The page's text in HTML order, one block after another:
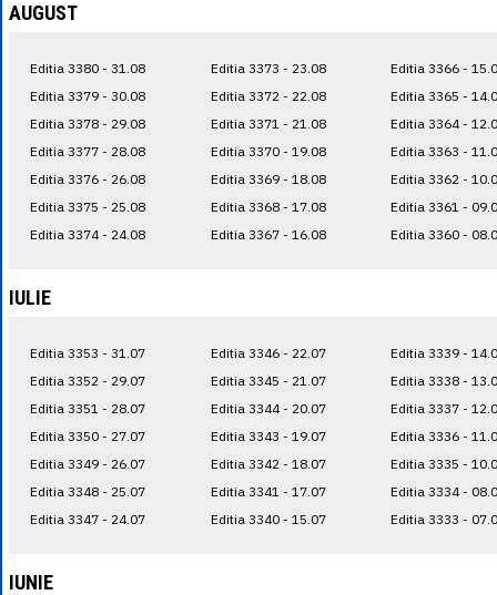
AUGUST
Editia 3380 - 31.08
Editia 3379 - 30.08
Editia 3378 - 29.08
Editia 3377 - 28.08
Editia 3376 - 26.08
Editia 3375 - 25.08
Editia 3374 - 24.08
Editia 3373 - 23.08
Editia 3372 - 22.08
Editia 3371 - 21.08
Editia 3370 - 19.08
Editia 3369 - 18.08
Editia 3368 - 17.08
Editia 3367 - 16.08
Editia 3366 -
Editia 3365 -
Editia 3364 -
Editia 3363 -
Editia 3362 -
Editia 3361 -
Editia 3360 -
IULIE
Editia 3353 - 31.07
Editia 3352 - 29.07
Editia 3351 - 28.07
Editia 3350 - 27.07
Editia 3349 - 26.07
Editia 3348 - 25.07
Editia 3347 - 24.07
Editia 3346 - 22.07
Editia 3345 - 21.07
Editia 3344 - 20.07
Editia 3343 - 19.07
Editia 3342 - 18.07
Editia 3341 - 17.07
Editia 3340 - 15.07
Editia 3339 -
Editia 3338 -
Editia 3337 -
Editia 3336 -
Editia 3335 -
Editia 3334 -
Editia 3333 -
IUNIE